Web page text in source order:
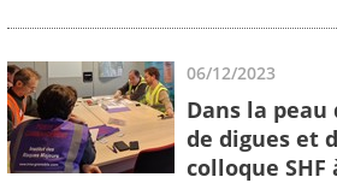
06/12/2023
Dans la peau
de digues et
colloque SHF